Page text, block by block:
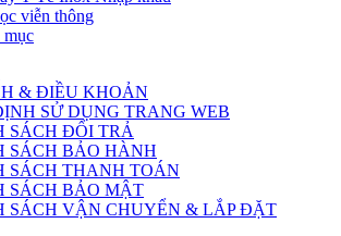
viễn thông
mục
& ĐIỀU KHOẢN
SỬ DỤNG TRANG WEB
SÁCH ĐỔI TRẢ
SÁCH BẢO HÀNH
SÁCH THANH TOÁN
SÁCH BẢO MẬT
SÁCH VẬN CHUYỂN & LẮP ĐẶT